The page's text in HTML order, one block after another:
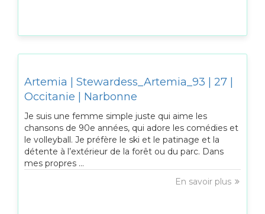
Artemia | Stewardess_Artemia_93 | 27 |
Occitanie | Narbonne
Je suis une femme simple juste qui aime les
chansons de 90e années, qui adore les comédies et
le volleyball. Je préfère le ski et le patinage et la
détente à l’extérieur de la forêt ou du parc. Dans
mes propres ...
En savoir plus